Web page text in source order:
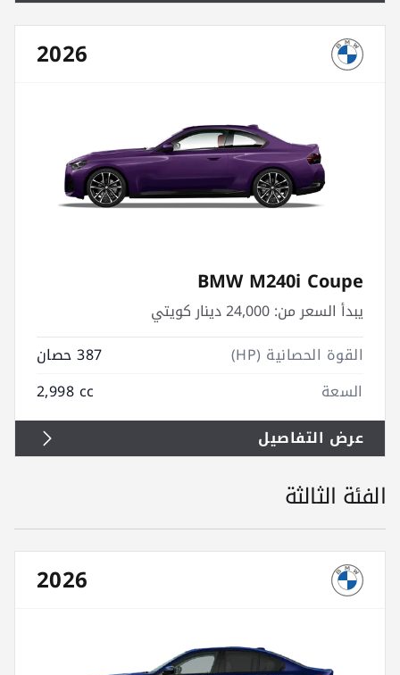
2026
BMW M240i Coupe
يبدأ السعر من:
القوة الحصانية (HP)
387 حصان
السعة
2,998 cc
عرض التفاصيل
الفئة الثالثة
2026